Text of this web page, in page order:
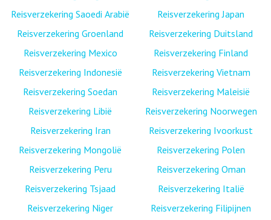
Reisverzekering Saoedi Arabië
Reisverzekering Groenland
Reisverzekering Mexico
Reisverzekering Indonesië
Reisverzekering Soedan
Reisverzekering Libië
Reisverzekering Iran
Reisverzekering Mongolië
Reisverzekering Peru
Reisverzekering Tsjaad
Reisverzekering Niger
Reisverzekering Japan
Reisverzekering Duitsland
Reisverzekering Finland
Reisverzekering Vietnam
Reisverzekering Maleisië
Reisverzekering Noorwegen
Reisverzekering Ivoorkust
Reisverzekering Polen
Reisverzekering Oman
Reisverzekering Italië
Reisverzekering Filipijnen